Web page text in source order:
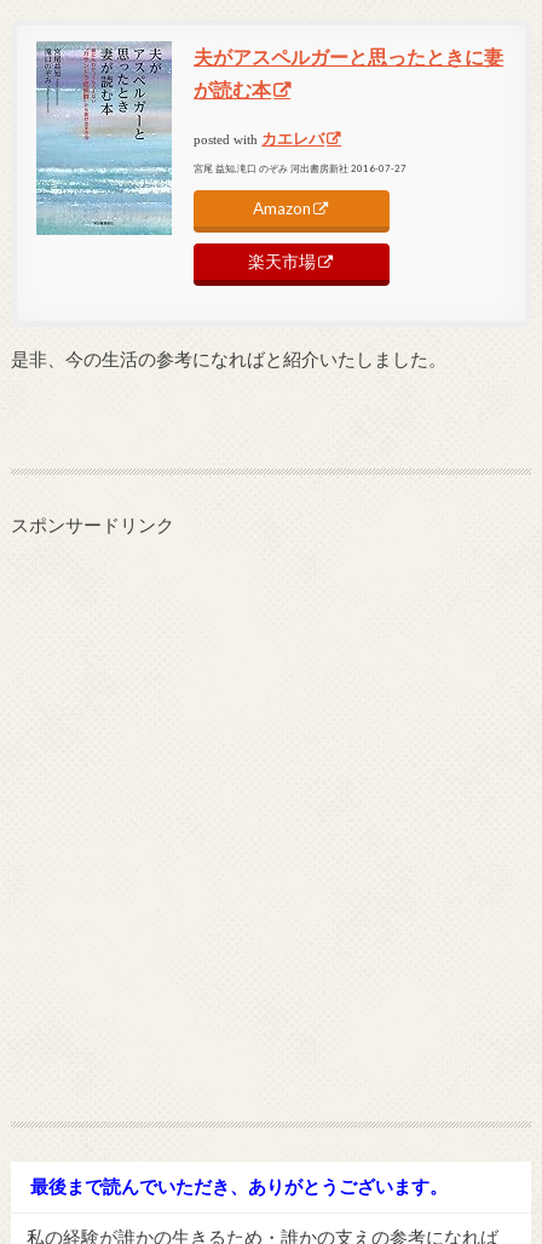
夫がアスペルガーと思ったときに妻
が読む本
posted with カエレバ
宮尾 益知,滝口 のぞみ 河出書房新社 2016-07-27
Amazon
楽天市場
是非、今の生活の参考になればと紹介いたしました。
スポンサードリンク
最後まで読んでいただき、ありがとうございます。
私の経験が誰かの生きるため・誰かの支えの参考になれば